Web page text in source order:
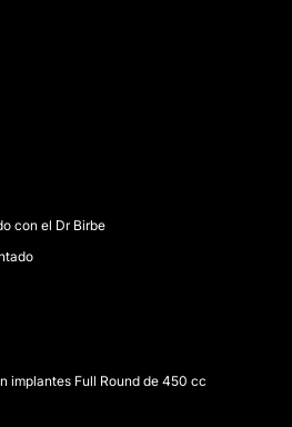
con el Dr Birbe
implantes Full Round de 450 cc